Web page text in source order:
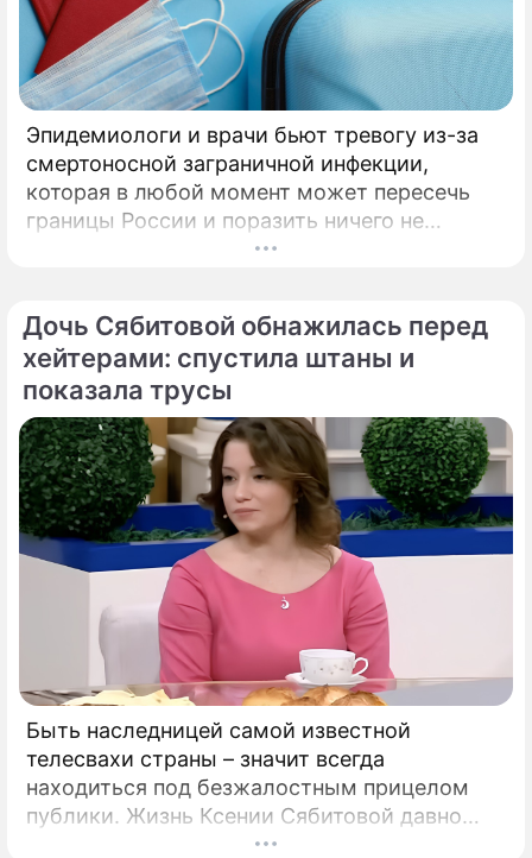
Эпидемиологи и врачи бьют тревогу из-за
смертоносной заграничной инфекции,
которая в любой момент может пересечь
границы России и поразить ничего не
подозревающих граждан. Россию
и смертоносный вирус Бурбон.
Дочь Сябитовой обнажилась перед
хейтерами: спустила штаны и
показала трусы
Быть наследницей самой известной
телесвахи страны – значит всегда
находиться под безжалостным прицелом
публики. Жизнь Ксении Сябитовой давно
рассматривают под мощной лупой.